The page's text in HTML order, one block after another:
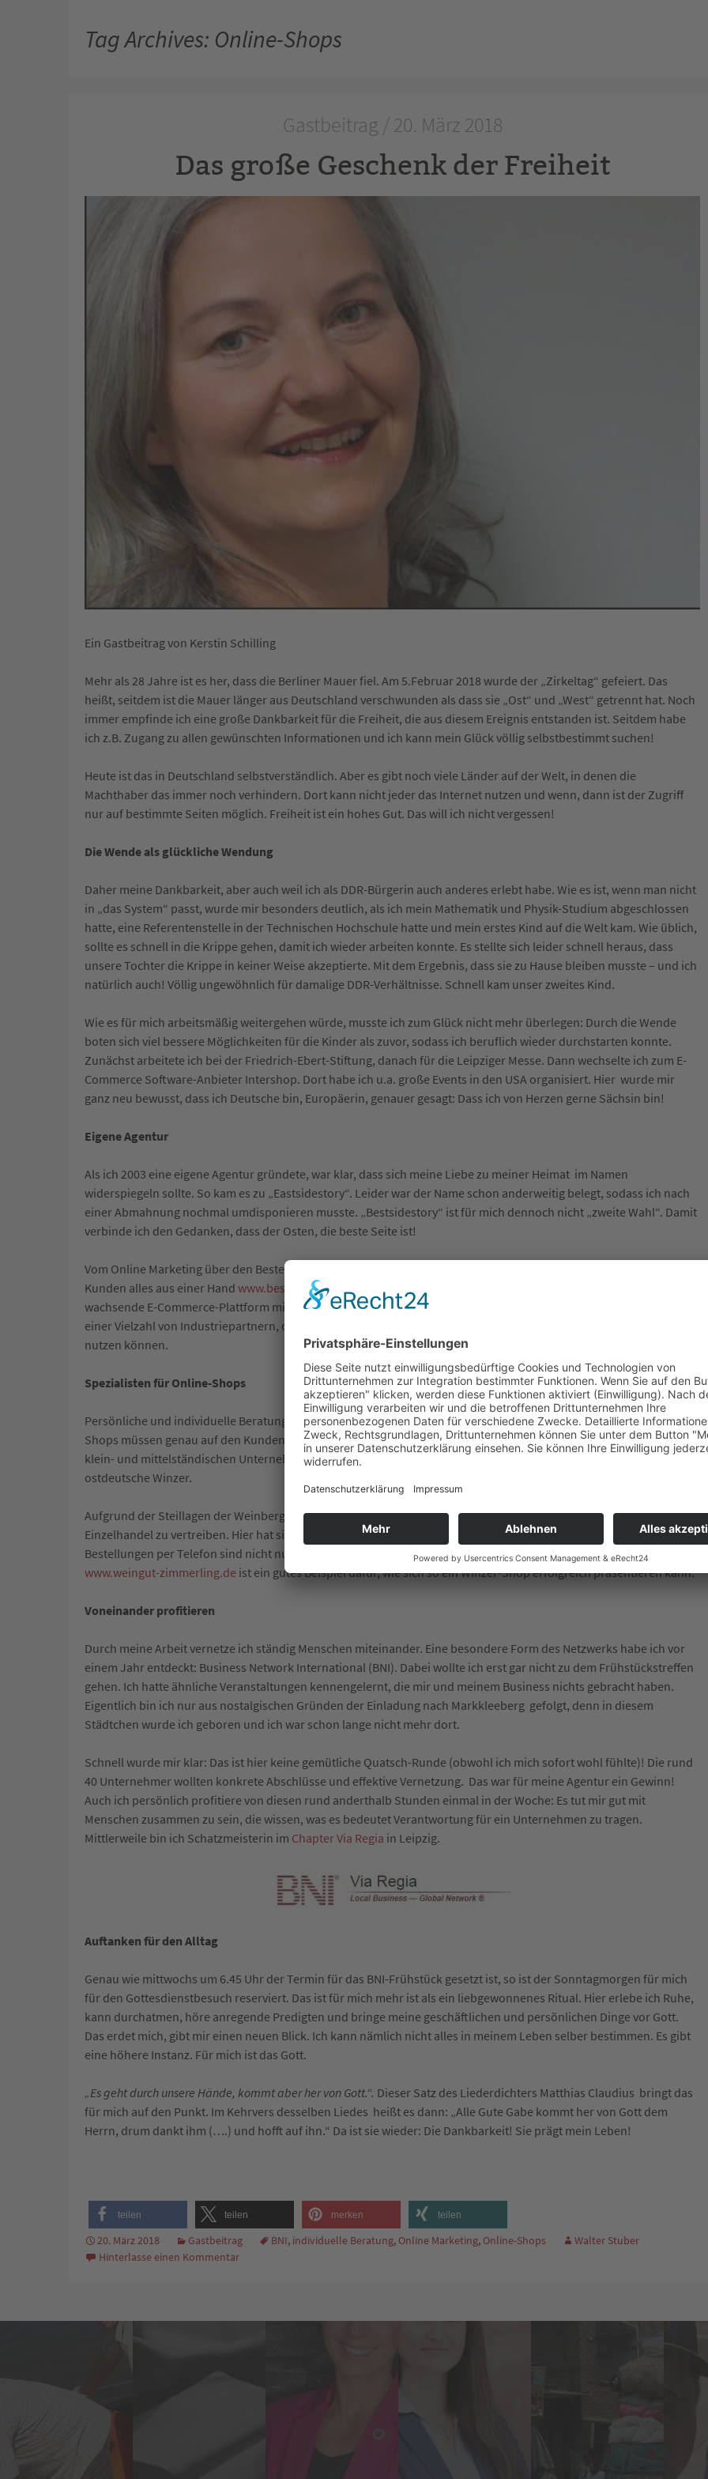
Tag Archives: Online-Shops
Gastbeitrag / 20. März 2018
Das große Geschenk der Freiheit
Ein Gastbeitrag von Kerstin Schilling
Mehr als 28 Jahre ist es her, dass die Berliner Mauer fiel. Am 5.Februar 2018 wurde der „Zirkeltag“ gefeiert. Das
heißt, seitdem ist die Mauer länger aus Deutschland verschwunden als dass sie „Ost“ und „West“ getrennt hat. Noch
immer empfinde ich eine große Dankbarkeit für die Freiheit, die aus diesem Ereignis entstanden ist. Seitdem habe
ich z.B. Zugang zu allen gewünschten Informationen und ich kann mein Glück völlig selbstbestimmt suchen!
Heute ist das in Deutschland selbstverständlich. Aber es gibt noch viele Länder auf der Welt, in denen die
Machthaber das immer noch verhindern. Dort kann nicht jeder das Internet nutzen und wenn, dann ist der Zugriff
nur auf bestimmte Seiten möglich. Freiheit ist ein hohes Gut. Das will ich nicht vergessen!
Die Wende als glückliche Wendung
Daher meine Dankbarkeit, aber auch weil ich als DDR-Bürgerin auch anderes erlebt habe. Wie es ist, wenn man nicht
in „das System“ passt, wurde mir besonders deutlich, als ich mein Mathematik und Physik-Studium abgeschlossen
hatte, eine Referentenstelle in der Technischen Hochschule hatte und mein erstes Kind auf die Welt kam. Wie üblich,
sollte es schnell in die Krippe gehen, damit ich wieder arbeiten konnte. Es stellte sich leider schnell heraus, dass
unsere Tochter die Krippe in keiner Weise akzeptierte. Mit dem Ergebnis, dass sie zu Hause bleiben musste – und ich
natürlich auch! Völlig ungewöhnlich für damalige DDR-Verhältnisse. Schnell kam unser zweites Kind.
Wie es für mich arbeitsmäßig weitergehen würde, musste ich zum Glück nicht mehr überlegen: Durch die Wende
boten sich viel bessere Möglichkeiten für die Kinder als zuvor, sodass ich beruflich wieder durchstarten konnte.
Zunächst arbeitete ich bei der Friedrich-Ebert-Stiftung, danach für die Leipziger Messe. Dann wechselte ich zum E-
Commerce Software-Anbieter Intershop. Dort habe ich u.a. große Events in den USA organisiert. Hier wurde mir
ganz neu bewusst, dass ich Deutsche bin, Europäerin, genauer gesagt: Dass ich von Herzen gerne Sächsin bin!
Eigene Agentur
Als ich 2003 eine eigene Agentur gründete, war klar, dass sich meine Liebe zu meiner Heimat im Namen
widerspiegeln sollte. So kam es zu „Eastsidestory“. Leider war der Name schon anderweitig belegt, sodass ich nach
einer Abmahnung nochmal umdisponieren musste. „Bestsidestory“ ist für mich dennoch nicht „zweite Wahl“. Damit
verbinde ich den Gedanken, dass der Osten, die beste Seite ist!
Vom Online Marketing über den Bestellprozess bis zum Versand inklusive passender Werbemittel bieten wir unseren
Kunden alles aus einer Hand www.bestsidestory.de
wachsende E-Commerce-Plattform mit über 200 Solution-Partnern, 250.000 weltweiten Händlern und Marken und
einer Vielzahl von Industriepartnern, die Anwendungen und Exentsions entwickeln, die wir für unsere Kunden
nutzen können.
Spezialisten für Online-Shops
Persönliche und individuelle Beratung und Betreuung sind für mich und meine 16 Mitarbeiter das A und O. Online-
Shops müssen genau auf den Kunden zugeschnitten und kurzfristig profitabel sein. Unser Schwerpunkt liegt bei
klein- und mittelständischen Unternehmern, die ihre Produkte selber vertreiben wollen, wie zum Beispiel
ostdeutsche Winzer.
Aufgrund der Steillagen der Weinberge sind die Mengen, die hier produziert werden nicht groß genug um über den
Einzelhandel zu vertreiben. Hier hat sich der Online-Vertrieb als beste Verkaufsmöglichkeit herauskristallisiert. Denn
Bestellungen per Telefon sind nicht nur zeitintensiv sondern auch fehleranfällig. Klaus Zimmerling in Pillnitz
www.weingut-zimmerling.de ist ein gutes Beispiel dafür, wie sich so ein Winzer-Shop erfolgreich präsentieren kann.
Voneinander profitieren
Durch meine Arbeit vernetze ich ständig Menschen miteinander. Eine besondere Form des Netzwerks habe ich vor
einem Jahr entdeckt: Business Network International (BNI). Dabei wollte ich erst gar nicht zu dem Frühstückstreffen
gehen. Ich hatte ähnliche Veranstaltungen kennengelernt, die mir und meinem Business nichts gebracht haben.
Eigentlich bin ich nur aus nostalgischen Gründen der Einladung nach Markkleeberg gefolgt, denn in diesem
Städtchen wurde ich geboren und ich war schon lange nicht mehr dort.
Schnell wurde mir klar: Das ist hier keine gemütliche Quatsch-Runde (obwohl ich mich sofort wohl fühlte)! Die rund
40 Unternehmer wollten konkrete Abschlüsse und effektive Vernetzung. Das war für meine Agentur ein Gewinn!
Auch ich persönlich profitiere von diesen rund anderthalb Stunden einmal in der Woche: Es tut mir gut mit
Menschen zusammen zu sein, die wissen, was es bedeutet Verantwortung für ein Unternehmen zu tragen.
Mittlerweile bin ich Schatzmeisterin im Chapter Via Regia in Leipzig.
Auftanken für den Alltag
Genau wie mittwochs um 6.45 Uhr der Termin für das BNI-Frühstück gesetzt ist, so ist der Sonntagmorgen für mich
für den Gottesdienstbesuch reserviert. Das ist für mich mehr ist als ein liebgewonnenes Ritual. Hier erlebe ich Ruhe,
kann durchatmen, höre anregende Predigten und bringe meine geschäftlichen und persönlichen Dinge vor Gott.
Das erdet mich, gibt mir einen neuen Blick. Ich kann nämlich nicht alles in meinem Leben selber bestimmen. Es gibt
eine höhere Instanz. Für mich ist das Gott.
„Es geht durch unsere Hände, kommt aber her von Gott.“. Dieser Satz des Liederdichters Matthias Claudius bringt das
für mich auf den Punkt. Im Kehrvers desselben Liedes heißt es dann: „Alle Gute Gabe kommt her von Gott dem
Herrn, drum dankt ihm (….) und hofft auf ihn.“ Da ist sie wieder: Die Dankbarkeit! Sie prägt mein Leben!
teilen teilen merken teilen
20. März 2018 Gastbeitrag BNI, individuelle Beratung, Online Marketing, Online-Shops
Walter Stuber
Hinterlasse einen Kommentar